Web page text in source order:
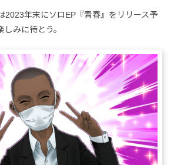
2023年末にソロEP『青春』をリリース予
みに待とう。